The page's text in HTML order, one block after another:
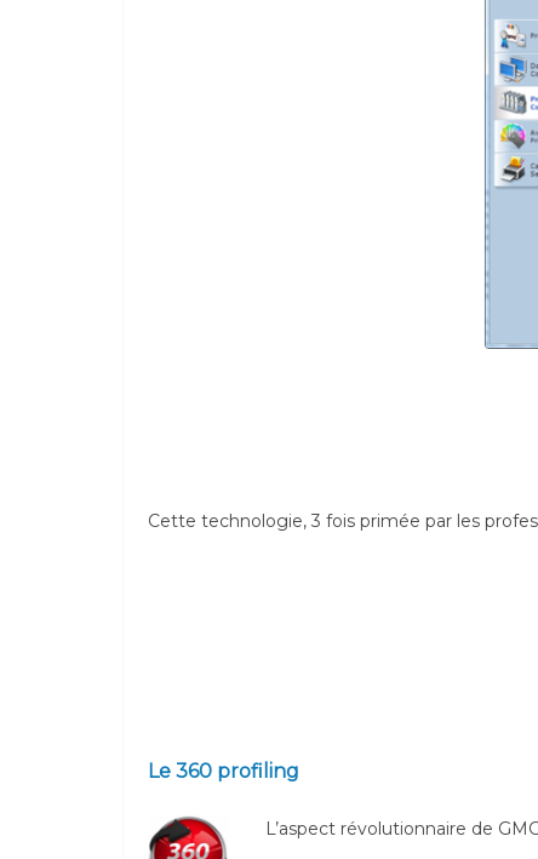
Cette technologie, 3 fois primée par les
Le 360 profiling
L’aspect révolutionnaire de